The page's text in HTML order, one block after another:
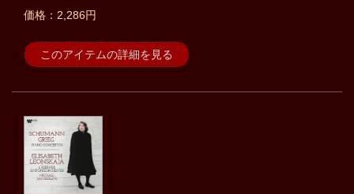
価格：2,286円
このアイテムの詳細を見る